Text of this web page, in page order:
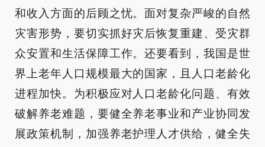
和收入方面的后顾之忧。面对复杂严峻的自然
灾害形势，要切实抓好灾后恢复重建、受灾群
众安置和生活保障工作。还要看到，我国是世
界上老年人口规模最大的国家，且人口老龄化
进程加快。为积极应对人口老龄化问题、有效
破解养老难题，要健全养老事业和产业协同发
展政策机制，加强养老护理人才供给，健全失